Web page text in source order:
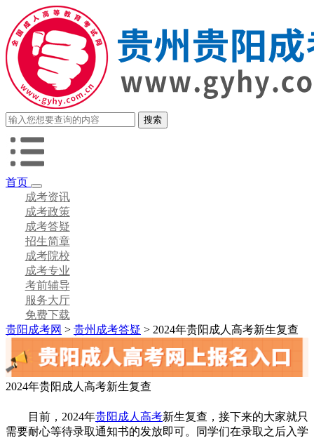
首页
成考资讯
成考政策
成考答疑
招生简章
成考院校
成考专业
考前辅导
服务大厅
免费下载
贵阳成考网 > 贵州成考答疑 > 2024年贵阳成人高考新生复查
2024年贵阳成人高考新生复查
目前，2024年贵阳成人高考新生复查，接下来的大家就只
需要耐心等待录取通知书的发放即可。同学们在录取之后入学